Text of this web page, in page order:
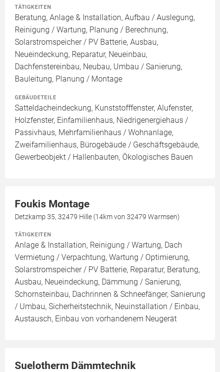
TÄTIGKEITEN
Beratung, Anlage & Installation, Aufbau / Auslegung,
Reinigung / Wartung, Planung / Berechnung,
Solarstromspeicher / PV Batterie, Ausbau,
Neueindeckung, Reparatur, Neueinbau,
Dachfenstereinbau, Neubau, Umbau / Sanierung,
Bauleitung, Planung / Montage
GEBÄUDETEILE
Satteldacheindeckung, Kunststofffenster, Alufenster,
Holzfenster, Einfamilienhaus, Niedrigenergiehaus /
Passivhaus, Mehrfamilienhaus / Wohnanlage,
Zweifamilienhaus, Bürogebäude / Geschäftsgebäude,
Gewerbeobjekt / Hallenbauten, Ökologisches Bauen
Foukis Montage
Detzkamp 35, 32479 Hille (14km von 32479 Warmsen)
TÄTIGKEITEN
Anlage & Installation, Reinigung / Wartung, Dach
Vermietung / Verpachtung, Wartung / Optimierung,
Solarstromspeicher / PV Batterie, Reparatur, Beratung,
Ausbau, Neueindeckung, Dämmung / Sanierung,
Schornsteinbau, Dachrinnen & Schneefänger, Sanierung
/ Umbau, Sicherheitstechnik, Neuinstallation / Einbau,
Austausch, Einbau von vorhandenem Neugerät
Suelotherm Dämmtechnik